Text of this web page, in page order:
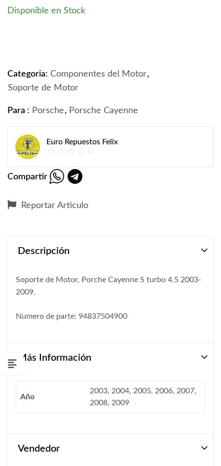
Disponible en Stock
Categoria: Componentes del Motor,
Soporte de Motor
Para : Porsche, Porsche Cayenne
Euro Repuestos Felix
Compartir
Reportar Articulo
Descripción
Soporte de Motor, Porche Cayenne S turbo 4.5 2003-
2009.
Numero de parte: 94837504900
Más Información
Año
2003, 2004, 2005, 2006, 2007,
2008, 2009
Vendedor